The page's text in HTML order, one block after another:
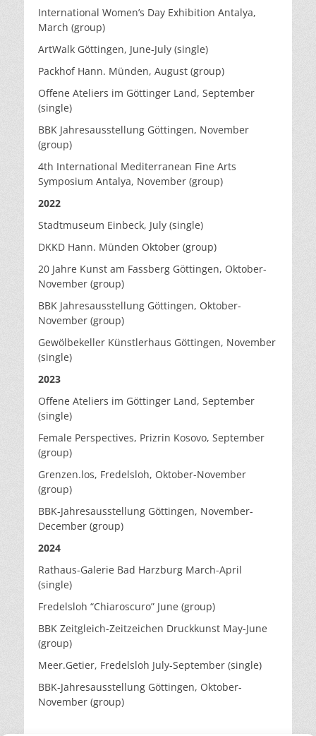
International Women’s Day Exhibition Antalya,
March (group)
ArtWalk Göttingen, June-July (single)
Packhof Hann. Münden, August (group)
Offene Ateliers im Göttinger Land, September
(single)
BBK Jahresausstellung Göttingen, November
(group)
4th International Mediterranean Fine Arts
Symposium Antalya, November (group)
2022
Stadtmuseum Einbeck, July (single)
DKKD Hann. Münden Oktober (group)
20 Jahre Kunst am Fassberg Göttingen, Oktober-
November (group)
BBK Jahresausstellung Göttingen, Oktober-
November (group)
Gewölbekeller Künstlerhaus Göttingen, November
(single)
2023
Offene Ateliers im Göttinger Land, September
(single)
Female Perspectives, Prizrin Kosovo, September
(group)
Grenzen.los, Fredelsloh, Oktober-November
(group)
BBK-Jahresausstellung Göttingen, November-
December (group)
2024
Rathaus-Galerie Bad Harzburg March-April
(single)
Fredelsloh “Chiaroscuro” June (group)
BBK Zeitgleich-Zeitzeichen Druckkunst May-June
(group)
Meer.Getier, Fredelsloh July-September (single)
BBK-Jahresausstellung Göttingen, Oktober-
November (group)